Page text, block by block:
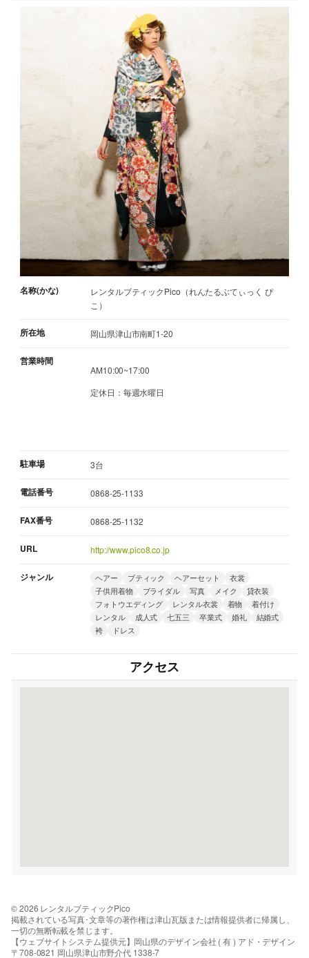
名称(かな)
レンタルブティックPico（れんたるぶてぃっく ぴ
こ）
所在地 岡山県津山市南町1-20
営業時間
AM10:00~17:00
定休日：毎週水曜日
駐車場 3台
電話番号 0868-25-1133
FAX番号 0868-25-1132
URL http://www.pico8.co.jp
ジャンル ヘアー ブティック ヘアーセット
衣裳
子供用着物
ブライダル 写真 メイク
貸衣装
フォトウエディング
レンタル衣裳 着物
着付け
レンタル
成人式 七五三 卒業式 婚礼
結婚式
袴
ドレス
アクセス
© 2026 レンタルブティックPico
掲載されている写真･文章等の著作権は津山瓦版または情報提供者に帰属し、
一切の無断転載を禁じます。
【ウェブサイトシステム提供元】岡山県のデザイン会社 ( 有 ) アド・デザイン
〒708-0821 岡山県津山市野介代 1338-7